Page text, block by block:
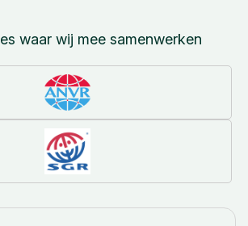
waar wij mee samenwerken